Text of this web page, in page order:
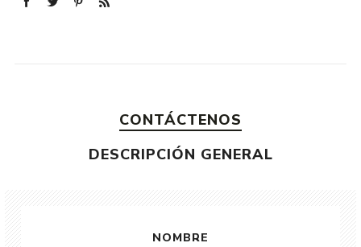
CONTÁCTENOS
DESCRIPCIÓN GENERAL
NOMBRE